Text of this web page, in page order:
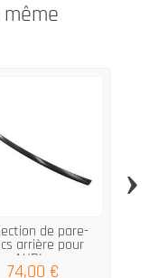
de pare-
arrière pour
AUDI...
74,00 €
›